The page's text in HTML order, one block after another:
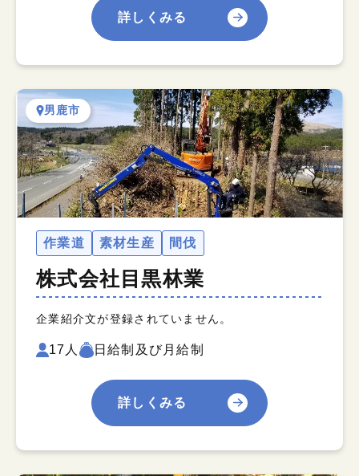
詳しくみる
男鹿市
作業道 素材生産 間伐
株式会社目黒林業
企業紹介文が登録されていません。
17人 日給制及び月給制
詳しくみる